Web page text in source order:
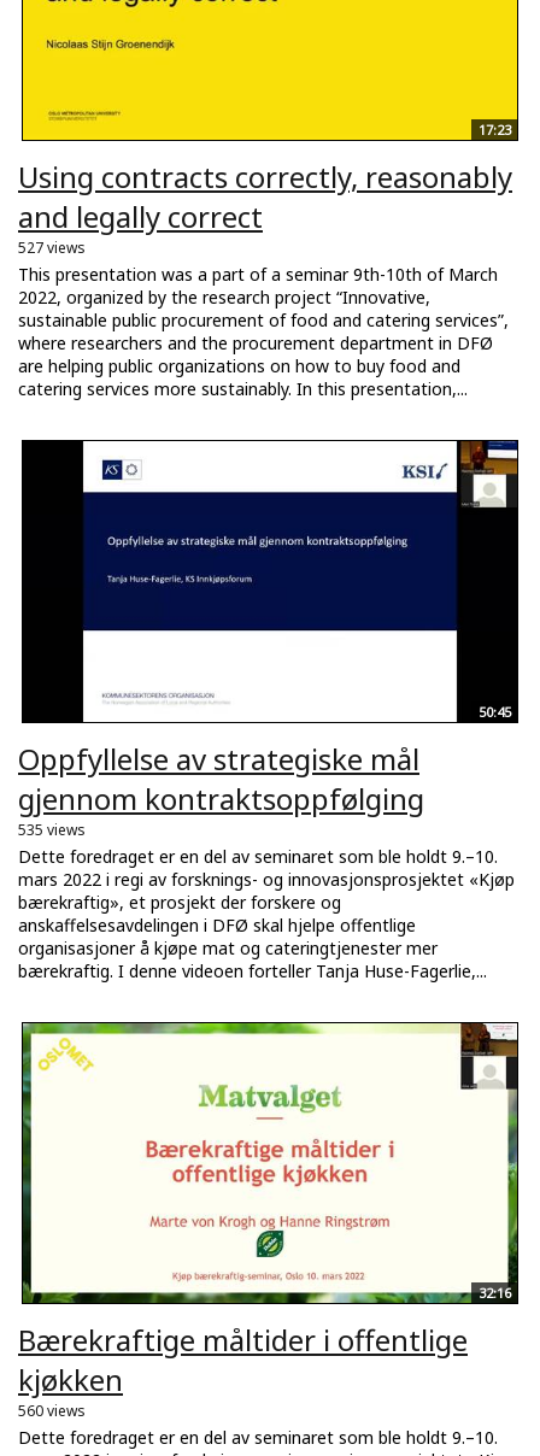
17:23
Using contracts correctly, reasonably
and legally correct
527 views
This presentation was a part of a seminar 9th-10th of March
2022, organized by the research project “Innovative,
sustainable public procurement of food and catering services”,
where researchers and the procurement department in DFØ
are helping public organizations on how to buy food and
catering services more sustainably. In this presentation,...
50:45
Oppfyllelse av strategiske mål
gjennom kontraktsoppfølging
535 views
Dette foredraget er en del av seminaret som ble holdt 9.–10.
mars 2022 i regi av forsknings- og innovasjonsprosjektet «Kjøp
bærekraftig», et prosjekt der forskere og
anskaffelsesavdelingen i DFØ skal hjelpe offentlige
organisasjoner å kjøpe mat og cateringtjenester mer
bærekraftig. I denne videoen forteller Tanja Huse-Fagerlie,...
32:16
Bærekraftige måltider i offentlige
kjøkken
560 views
Dette foredraget er en del av seminaret som ble holdt 9.–10.